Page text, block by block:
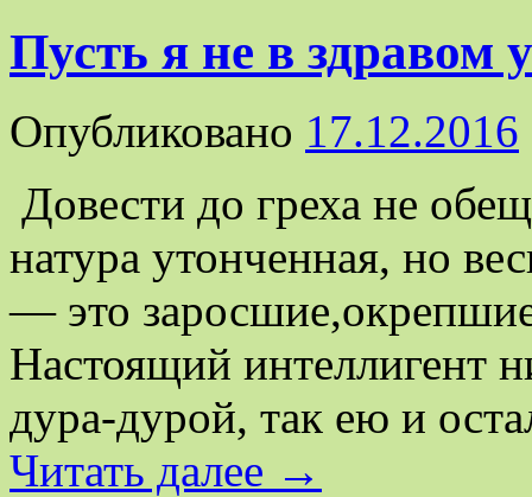
Пусть я не в здравом
Опубликовано 17.12.2016
Довести до греха не
натура утонченная, но
— это
Настоящий интеллигент
дура-дурой, так ею и
Читать далее →